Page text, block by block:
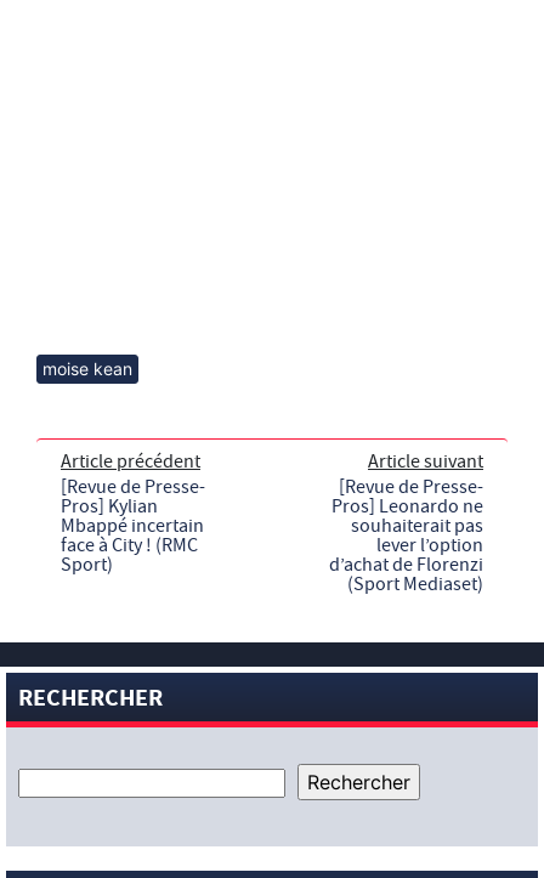
moise kean
Article précédent
[Revue de Presse-
Pros] Kylian
Mbappé incertain
face à City ! (RMC
Sport)
Article suivant
[Revue de Presse-
Pros] Leonardo ne
souhaiterait pas
lever l’option
d’achat de Florenzi
(Sport Mediaset)
RECHERCHER